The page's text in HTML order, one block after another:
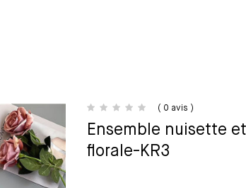
( 0 avis )
Ensemble nuisette
florale-KR3